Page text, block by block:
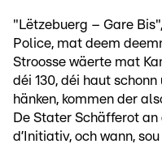
"Lëtzebuerg – Gare
Police, mat deem
Stroosse wäerte mat
déi 130, déi haut
hänken, kommen der
De Stater Schäfferot
d’Initiativ, och wann,